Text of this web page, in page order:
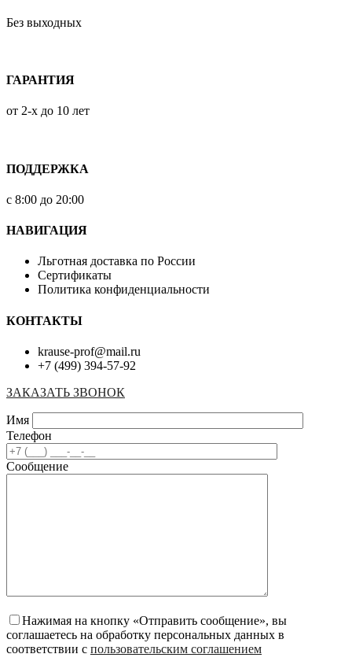
Без выходных
ГАРАНТИЯ
от 2-х до 10 лет
ПОДДЕРЖКА
с 8:00 до 20:00
НАВИГАЦИЯ
Льготная доставка по России
Сертификаты
Политика конфиденциальности
КОНТАКТЫ
krause-prof@mail.ru
+7 (499) 394-57-92
ЗАКАЗАТЬ ЗВОНОК
Имя
Телефон
Сообщение
Нажимая на кнопку «Отправить сообщение», вы
соглашаетесь на обработку персональных данных в
соответствии с пользовательским соглашением